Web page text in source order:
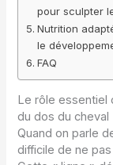
pour sculpter
Nutrition
le
FAQ
Le rôle essentiel
du dos du cheval
Quand on parle
difficile de ne